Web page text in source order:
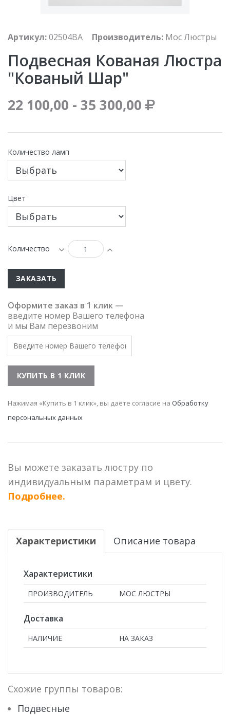
Артикул:02504BA Производитель: Мос Люстры
Подвесная Кованая Люстра
"Кованый Шар"
22 100,00 - 35 300,00
Количество ламп
Цвет
Количество
ЗАКАЗАТЬ
Оформите заказ в 1 клик —
введите номер Вашего телефона
и мы Вам перезвоним
Нажимая «Купить в 1 клик», вы даёте согласие на Обработку
персональных данных
Вы можете заказать люстру по
индивидуальным параметрам и цвету.
Подробнее.
Характеристики Описание товара
Характеристики
ПРОИЗВОДИТЕЛЬ МОС ЛЮСТРЫ
Доставка
НАЛИЧИЕ НА ЗАКАЗ
Схожие группы товаров:
Подвесные